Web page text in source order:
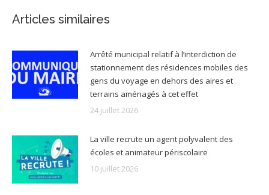
Articles similaires
Arrêté municipal relatif à l’interdiction de
stationnement des résidences mobiles des
gens du voyage en dehors des aires et
terrains aménagés à cet effet
24 juillet 2026
La ville recrute un agent polyvalent des
écoles et animateur périscolaire
10 juillet 2026